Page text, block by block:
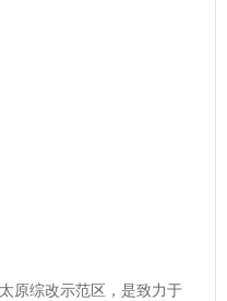
原综改示范区，是致力于